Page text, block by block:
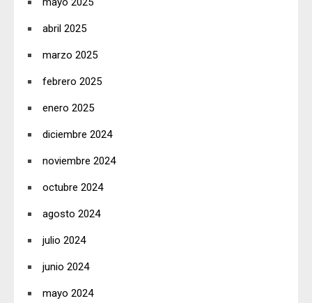
abril 2025
marzo 2025
febrero 2025
enero 2025
diciembre 2024
noviembre 2024
octubre 2024
agosto 2024
julio 2024
junio 2024
mayo 2024